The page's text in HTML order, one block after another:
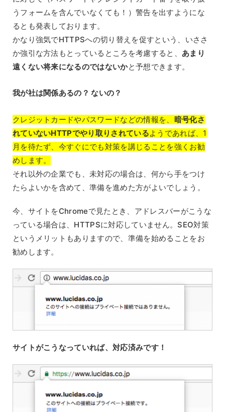
うフォームを含んでいなくても！）警告を出すようにな
るとも発表しております。
かなり強気でHTTPSへの切り替えを促すという、いささ
か強引な方法もとっているところを考慮すると、 あまり
遠くない将来になるのではないかと予想できます。
我が社は関係あるの？ ないの？
クレジットカードやパスワードなどの情報を、 暗号化さ
れていないHTTPでやり取りされているようであれば、1
月を待たず、今すぐにでも対策を講じることを強くお勧
めします。
それ以外の企業でも、未対応の場合は、何から手をつけ
たらよいかを含めて、準備を進めた方がよいでしょう。
今、サイトをChromeで見たとき、アドレスバーがこうな
っている場合は、HTTPSに対応していません。SEO対策
というメリットもありますので、準備を始めることをお
勧めします。
サイトがこうなっていれば、対応済みです！